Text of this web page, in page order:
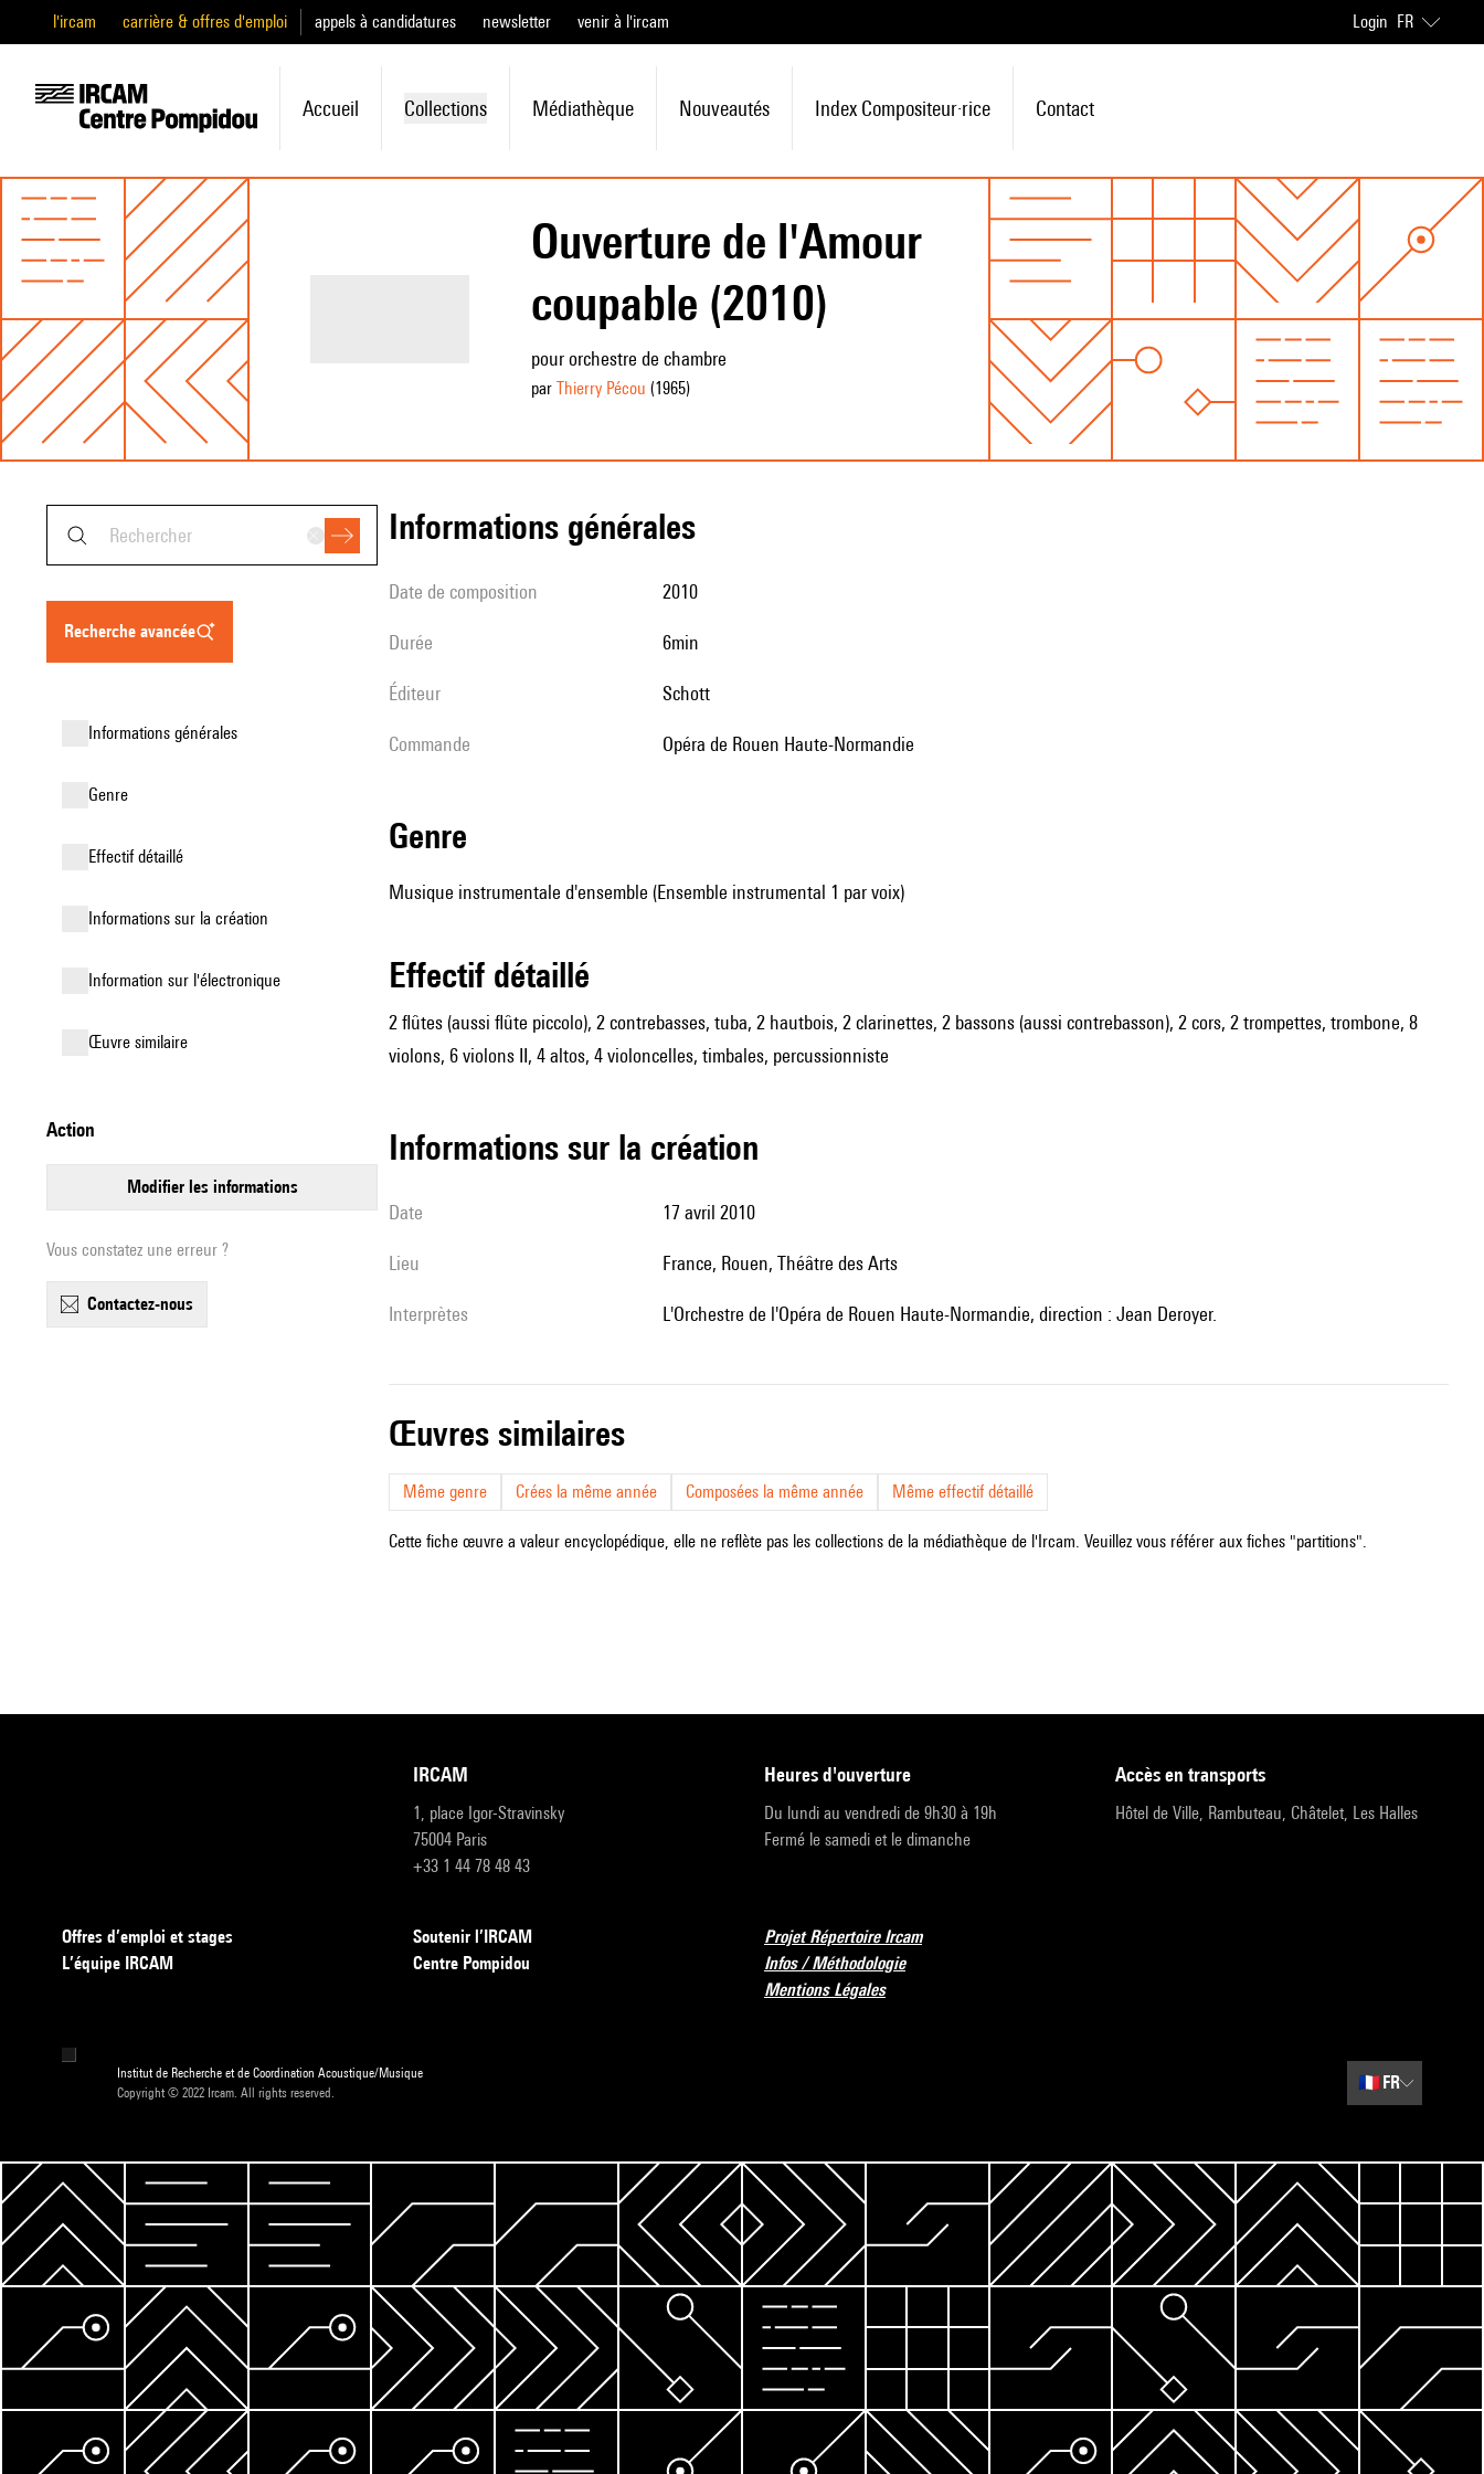
l'ircam carrière & offres d'emploi appels à candidatures newsletter venir à l'ircam Login FR
Accueil Collections Médiathèque Nouveautés Index Compositeur·rice Contact
Ouverture de l'Amour
coupable (2010)
pour orchestre de chambre
par Thierry Pécou (1965)
recherche avancée
informations générales
genre
effectif détaillé
informations sur la création
Information sur l'électronique
œuvre similaire
action
modifier les informations
Vous constatez une erreur ?
contactez-nous
informations générales
date de composition 2010
durée 6min
éditeur Schott
Commande Opéra de Rouen Haute-Normandie
genre
Musique instrumentale d'ensemble (Ensemble instrumental 1 par voix)
effectif détaillé
2 flûtes (aussi flûte piccolo), 2 contrebasses, tuba, 2 hautbois, 2 clarinettes, 2 bassons (aussi contrebasson), 2 cors, 2 trompettes, trombone, 8
violons, 6 violons II, 4 altos, 4 violoncelles, timbales, percussionniste
informations sur la création
date 17 avril 2010
lieu France, Rouen, Théâtre des Arts
interprètes l'Orchestre de l'Opéra de Rouen Haute-Normandie, direction : Jean Deroyer.
œuvres similaires
Même genre Crées la même année Composées la même année Même effectif détaillé
Cette fiche œuvre a valeur encyclopédique, elle ne reflète pas les collections de la médiathèque de l'Ircam. Veuillez vous référer aux fiches "partitions".
IRCAM
1, place Igor-Stravinsky
75004 Paris
+33 1 44 78 48 43
heures d'ouverture
Du lundi au vendredi de 9h30 à 19h
Fermé le samedi et le dimanche
accès en transports
Hôtel de Ville, Rambuteau, Châtelet, Les Halles
Offres d’emploi et stages
L’équipe IRCAM
Soutenir l’IRCAM
Centre Pompidou
Projet Répertoire Ircam
Infos / Méthodologie
Mentions Légales
Institut de Recherche et de Coordination Acoustique/Musique
Copyright © 2022 Ircam. All rights reserved.
🇫🇷 FR